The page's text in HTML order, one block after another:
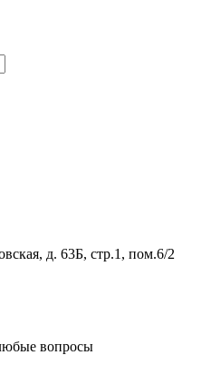
д. 63Б, стр.1, пом.6/2
вопросы